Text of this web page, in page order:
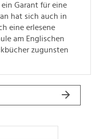
Garant für eine
hat sich auch in
eine erlesene
am Englischen
zugunsten